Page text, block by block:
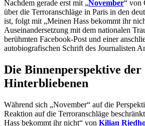
Nachdem gerade erst mit „November“ von
über die Terroranschläge in Paris in den
ist, folgt mit „Meinen Hass bekommt ihr
Auseinandersetzung mit dem nationalen
berühmten Facebook-Post und einer
autobiografischen Schrift des Journalisten
Die Binnenperspektive der
Hinterbliebenen
Während sich „November“ auf die
Reaktion auf die Terroranschläge
Hass bekommt ihr nicht“ von Kilian